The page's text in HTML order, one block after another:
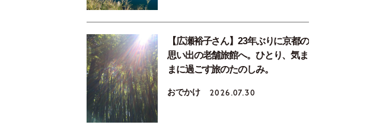
【広瀬裕子さん】23年ぶりに京都の
思い出の老舗旅館へ。ひとり、気ま
まに過ごす旅のたのしみ。
おでかけ 2026.07.30